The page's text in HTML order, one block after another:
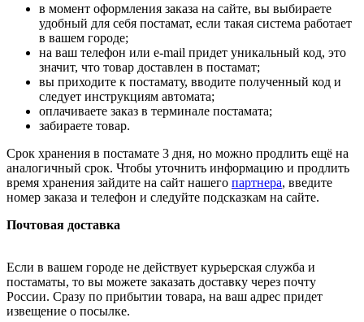
в момент оформления заказа на сайте, вы выбираете
удобный для себя постамат, если такая система работает
в вашем городе;
на ваш телефон или e-mail придет уникальный код, это
значит, что товар доставлен в постамат;
вы приходите к постамату, вводите полученный код и
следует инструкциям автомата;
оплачиваете заказ в терминале постамата;
забираете товар.
Срок хранения в постамате 3 дня, но можно продлить ещё на
аналогичный срок. Чтобы уточнить информацию и продлить
время хранения зайдите на сайт нашего партнера, введите
номер заказа и телефон и следуйте подсказкам на сайте.
Почтовая доставка
Если в вашем городе не действует курьерская служба и
постаматы, то вы можете заказать доставку через почту
России. Сразу по прибытии товара, на ваш адрес придет
извещение о посылке.